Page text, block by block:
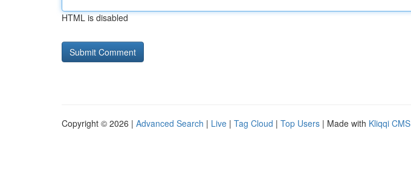
HTML is disabled
Copyright © 2026 | Advanced Search | Live | Tag Cloud | Top Users | Made with Kliqqi CMS